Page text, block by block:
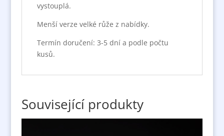
vystouplá.
Menší verze velké růže z nabídky.
Termín doručení: 3-5 dní a podle počtu
kusů.
Související produkty